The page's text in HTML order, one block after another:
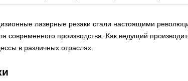
лазерные резаки стали настоящими
современного производства. Как ведущий
в различных отраслях.